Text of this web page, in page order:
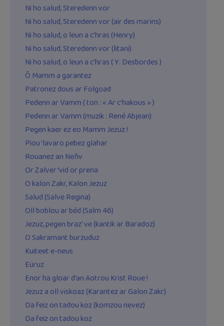
Ni ho salud, Steredenn vor
Ni ho salud, Steredenn vor (air des marins)
Ni ho salud, o leun a c’hras (Henry)
Ni ho salud, Steredenn vor (litani)
Ni ho salud, o leun a c’hras ( Y. Desbordes )
Ô Mamm a garantez
Patronez dous ar Folgoad
Pedenn ar Vamm ( ton : « Ar c’hakous » )
Pedenn ar Vamm (muzik : René Abjean)
Pegen kaer ez eo Mamm Jezuz !
Piou ‘lavaro pebez glahar
Rouanez an Neñv
Or Zalver ‘vid or prena
O kalon Zakr, Kalon Jezuz
Salud (Salve Regina)
Oll boblou ar béd (Salm 46)
Jezuz, pegen braz’ ve (kantik ar Baradoz)
O Sakramant burzuduz
Kuiteet e-neus
Eüruz
Enor ha gloar d’an Aotrou Krist Roue !
Jezuz a oll viskoaz (Karantez ar Galon Zakr)
Da feiz on tadou koz (komzou nevez)
Da feiz on tadou koz